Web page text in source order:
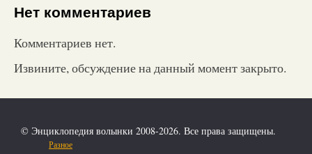
Нет комментариев
Комментариев нет.
Извините, обсуждение на данный момент закрыто.
© Энциклопедия волынки 2008-2026. Все права защищены.
Разное